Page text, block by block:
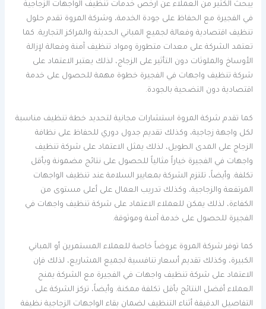
يبحث الكثير من العملاء عن ارخص خدمات تنظيف الواجهات الزجاجية
في الفجيرة مع الحفاظ على جودة الخدمة، وشركة المروة تقدم حلول
تنظيف اقتصادية وفعالة لجميع المباني الحديثة والمراكز التجارية. كما
تعتمد الشركة على معدات متطورة ومواد تنظيف آمنة وفعالة لإزالة
الأوساخ والملوثات دون التأثير على الزجاج، لذلك يعتبر الاعتماد على
شركة تنظيف واجهات في الفجيرة خطوة مهمة للحصول على خدمة
اقتصادية دون التضحية بالجودة.
كما تقدم شركة المروة استشارات مجانية لتحديد خطة تنظيف مناسبة
لكل واجهة زجاجية، وكذلك تقديم جدول دوري للحفاظ على نظافة
الزجاج على المدى الطويل، لذلك يمثل الاعتماد على شركة تنظيف
واجهات في الفجيرة خياراً مثالياً للحصول على نتائج مضمونة وبأقل
تكلفة. وأيضاً، تلتزم الشركة بمعايير السلامة عند تنظيف الواجهات
المرتفعة والزجاجية، وكذلك تدريب العمال على أعلى مستوى من
الكفاءة، لذلك يمكن للعملاء الاعتماد على شركة تنظيف واجهات في
الفجيرة للحصول على خدمة آمنة وموثوقة.
كما توفر شركة المروة عروضاً خاصة للعملاء المستمرين أو المباني
الكبيرة، وكذلك تقديم أسعار تنافسية لجميع المشاريع، لذلك فإن
الاعتماد على شركة تنظيف واجهات في الفجيرة مع الشركة يمنح
العملاء أفضل النتائج بأقل تكلفة ممكنة. وأيضاً، تركز الشركة على
التفاصيل الدقيقة أثناء التنظيف لضمان بقاء الواجهات الزجاجية نظيفة